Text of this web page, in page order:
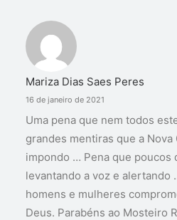
Mariza Dias Saes Peres
16 de janeiro de 2021
Uma pena que nem todos
grandes mentiras que a
impondo … Pena que poucos
levantando a voz e alertando
homens e mulheres
Deus. Parabéns ao Mosteiro